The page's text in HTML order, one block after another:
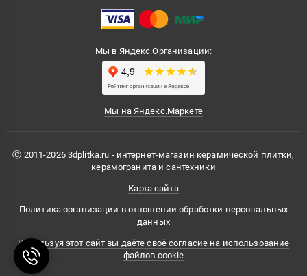
Мы в Яндекс.Организации:
Мы на Яндекс.Маркете
Ⓒ 2011-2026 3dplitka.ru - интернет-магазин керамической плитки,
керамогранита и сантехники
Карта сайта
Политика организации в отношении обработки персональных
данных
Используя этот сайт вы даёте своё согласие на использование
файлов cookie